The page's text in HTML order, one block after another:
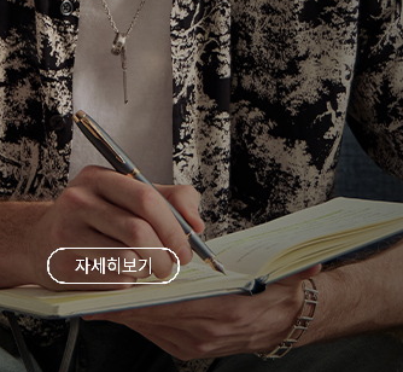
자세히보기
자세히보기
자세히보기
자세히보기
자세히보기
자세히보기